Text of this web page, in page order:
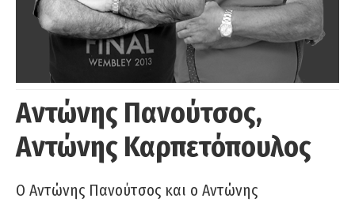
Αντώνης Πανούτσος,
Αντώνης Καρπετόπουλος
Ο Αντώνης Πανούτσος και ο Αντώνης